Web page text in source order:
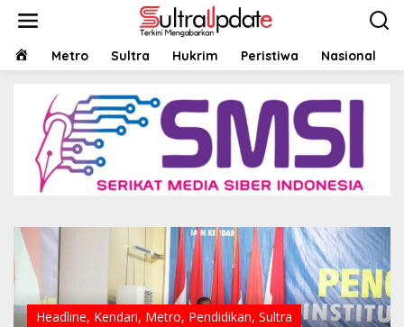
HOMEMetro Sultra Hukrim Peristiwa Nasional
Headline, Kendari, Metro, Pendidikan, Sultra